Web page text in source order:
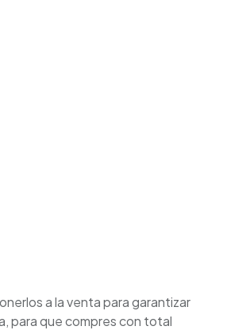
a la venta para garantizar
para que compres con total